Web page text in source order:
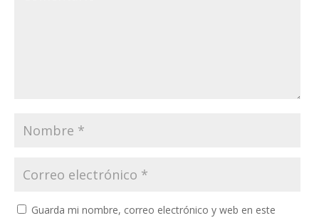
Guarda mi nombre, correo electrónico y web en este